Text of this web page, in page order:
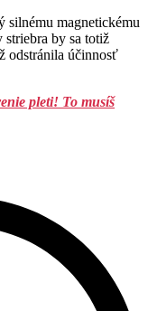
silnému magnetickému
by sa totiž
odstránila účinnosť
pleti! To musíš